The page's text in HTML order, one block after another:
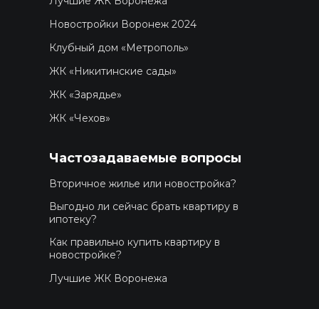
Новостройки Воронеж 2024
Клубный дом «Метрополь»
ЖК «Никитинские сады»
ЖК «Зарядье»
ЖК «Чехов»
Частозадаваемые вопросы
Вторичное жилье или новостройка?
Выгодно ли сейчас брать квартиру в
ипотеку?
Как правильно купить квартиру в
новостройке?
Лучшие ЖК Воронежа